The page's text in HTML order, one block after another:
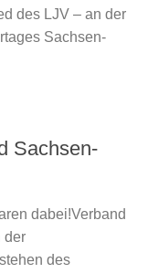
des LJV – an der
Sachsen-
Sachsen-
dabei!Verband
der
des